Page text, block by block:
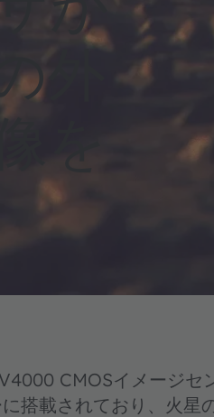
外
を
CMOSイメージセ
搭載されており、火星